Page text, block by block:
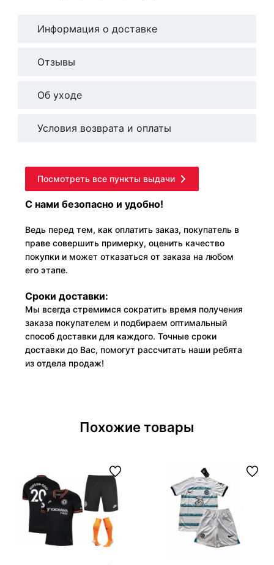
Информация о доставке
Отзывы
Об уходе
Условия возврата и оплаты
Посмотреть все пункты выдачи
С нами безопасно и удобно!
Ведь перед тем, как оплатить заказ, покупатель в
праве совершить примерку, оценить качество
покупки и может отказаться от заказа на любом
его этапе.
Сроки доставки:
Мы всегда стремимся сократить время получения
заказа покупателем и подбираем оптимальный
способ доставки для каждого. Точные сроки
доставки до Вас, помогут рассчитать наши ребята
из отдела продаж!
Похожие товары